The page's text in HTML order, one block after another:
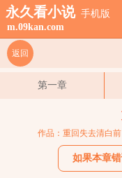
永久看小说 手机版
m.09kan.com
返回
第一章
作品：重回失去清白
如果本章